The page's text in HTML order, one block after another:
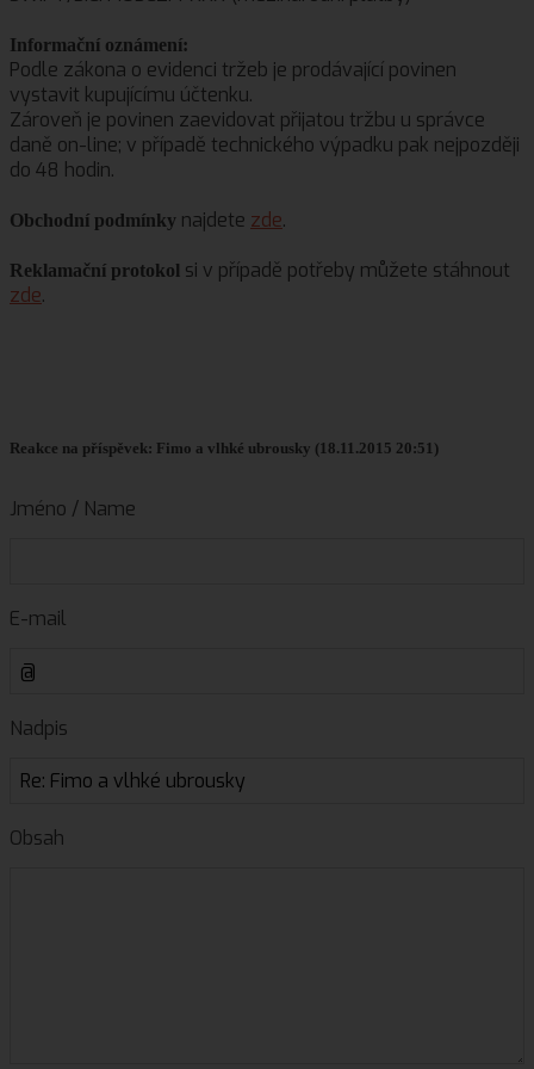
Informační oznámení:
Podle zákona o evidenci tržeb je prodávající povinen
vystavit kupujícímu účtenku.
Zároveň je povinen zaevidovat přijatou tržbu u správce
daně on-line; v případě technického výpadku pak nejpozději
do 48 hodin.
Obchodní podmínky najdete zde.
Reklamační protokol si v případě potřeby můžete stáhnout
zde.
Reakce na příspěvek: Fimo a vlhké ubrousky (18.11.2015 20:51)
Jméno / Name
E-mail
Nadpis
Obsah